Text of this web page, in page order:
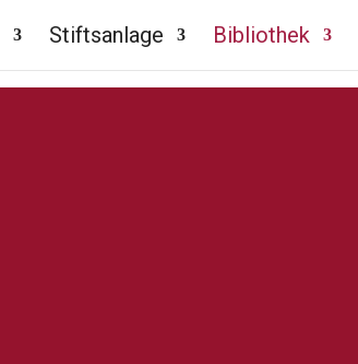
Stiftsanlage Bibliothek